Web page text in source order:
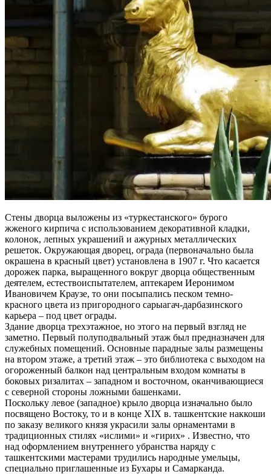
Стены дворца выложены из «туркестанского» бурого
жженого кирпича с использованием декоративной кладки,
колонок, лепных украшений и ажурных металлических
решеток. Окружающая дворец, ограда (первоначально была
окрашена в красный цвет) установлена в 1907 г. Что касается
дорожек парка, выращенного вокруг дворца общественным
деятелем, естествоиспытателем, аптекарем Иеронимом
Ивановичем Краузе, то они посыпались песком темно-
красного цвета из пригородного сарыагач-дарбазинского
карьера – под цвет ограды.
Здание дворца трехэтажное, но этого на первый взгляд не
заметно. Первый полуподвальный этаж был предназначен для
служебных помещений. Основные парадные залы размещены
на втором этаже, а третий этаж – это библиотека с выходом на
огороженный балкон над центральным входом комнаты в
боковых ризалитах – западном и восточном, оканчивающиеся
с северной стороны ложными башенками.
Поскольку левое (западное) крыло дворца изначально было
посвящено Востоку, то и в конце XIX в. ташкентские наккоши
по заказу великого князя украсили залы орнаментами в
традиционных стилях «ислими» и «гирих» . Известно, что
над оформлением внутреннего убранства наряду с
ташкентскими мастерами трудились народные умельцы,
специально приглашенные из Бухары и Самарканда.